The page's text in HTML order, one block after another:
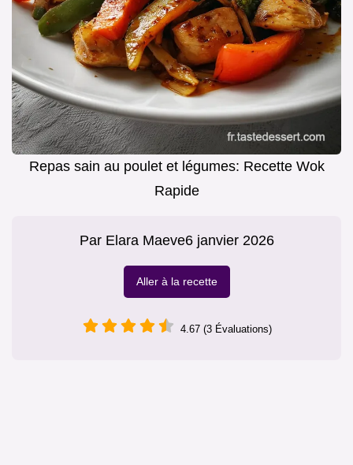
Repas sain au poulet et légumes: Recette Wok
Rapide
Par Elara Maeve6 janvier 2026
Aller à la recette
4.67 (3 Évaluations)